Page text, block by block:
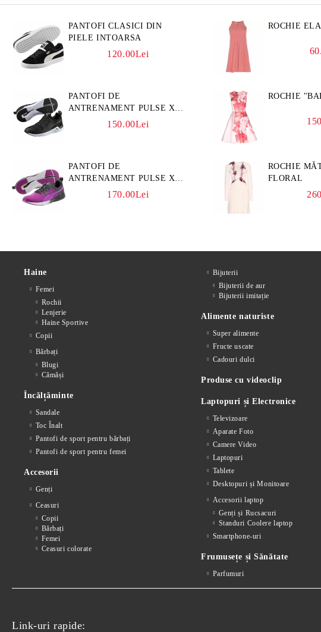
PANTOFI CLASICI DIN
PIELE INTOARSA
120.00Lei
PANTOFI DE
ANTRENAMENT PULSE XT
150.00Lei
PANTOFI DE
ANTRENAMENT PULSE XT
170.00Lei
ROCHIE
FLORAL
Haine
Femei
Rochii
Lenjerie
Haine Sportive
Copii
Bărbați
Blugi
Cămăși
Încălțăminte
Sandale
Toc Înalt
Pantofi de sport pentru bărbați
Pantofi de sport pentru femei
Accesorii
Genți
Ceasuri
Copii
Bărbați
Femei
Ceasuri colorate
Bijuterii
Bijuterii de aur
Bijuterii imitație
Alimente naturiste
Super alimente
Fructe uscate
Cadouri dulci
Produse cu videoclip
Laptopuri și Electronice
Televizoare
Aparate Foto
Camere Video
Laptopuri
Tablete
Desktopuri și Monitoare
Accesorii laptop
Genți și Rucsacuri
Standuri Coolere laptop
Smartphone-uri
Frumusețe și Sănătate
Parfumuri
Link-uri rapide: